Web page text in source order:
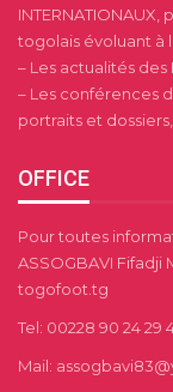
togolais évoluant à
– Les actualités des
– Les conférences
portraits et
OFFICE
Pour toutes
ASSOGBAVI
togofoot.tg
Tel: 00228 90 24 29
Mail: